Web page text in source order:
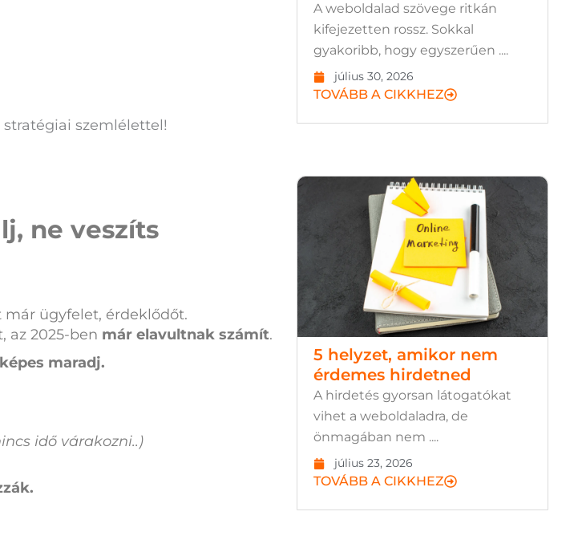
szemlélettel!
ne veszíts
ügyfelet, érdeklődőt.
az 2025-ben már elavultnak számít.
maradj.
idő várakozni..)
A weboldalad szövege ritkán
kifejezetten rossz. Sokkal
gyakoribb, hogy egyszerűen ....
július 30, 2026
TOVÁBB A CIKKHEZ
5 helyzet, amikor nem
érdemes hirdetned
A hirdetés gyorsan látogatókat
vihet a weboldaladra, de
önmagában nem ....
július 23, 2026
TOVÁBB A CIKKHEZ